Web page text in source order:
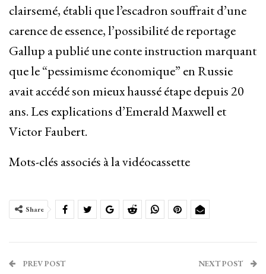
clairsemé, établi que l’escadron souffrait d’une
carence de essence, l’possibilité de reportage
Gallup a publié une conte instruction marquant
que le “pessimisme économique” en Russie
avait accédé son mieux haussé étape depuis 20
ans. Les explications d’Emerald Maxwell et
Victor Faubert.
Mots-clés associés à la vidéocassette
Share
PREV POST NEXT POST